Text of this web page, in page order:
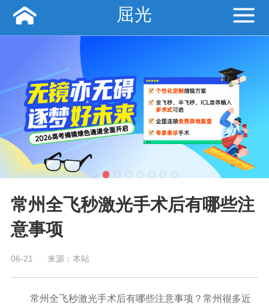
屈光
常州全飞秒激光手术后有哪些注
意事项
06-21 来源：本站
常州全飞秒激光手术后有哪些注意事项？常州很多近